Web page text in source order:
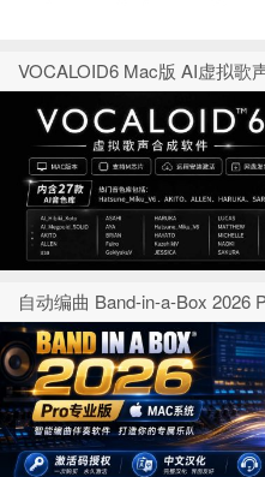
VOCALOID6 Mac版 AI虚拟歌
自动编曲 Band-in-a-Box 2026